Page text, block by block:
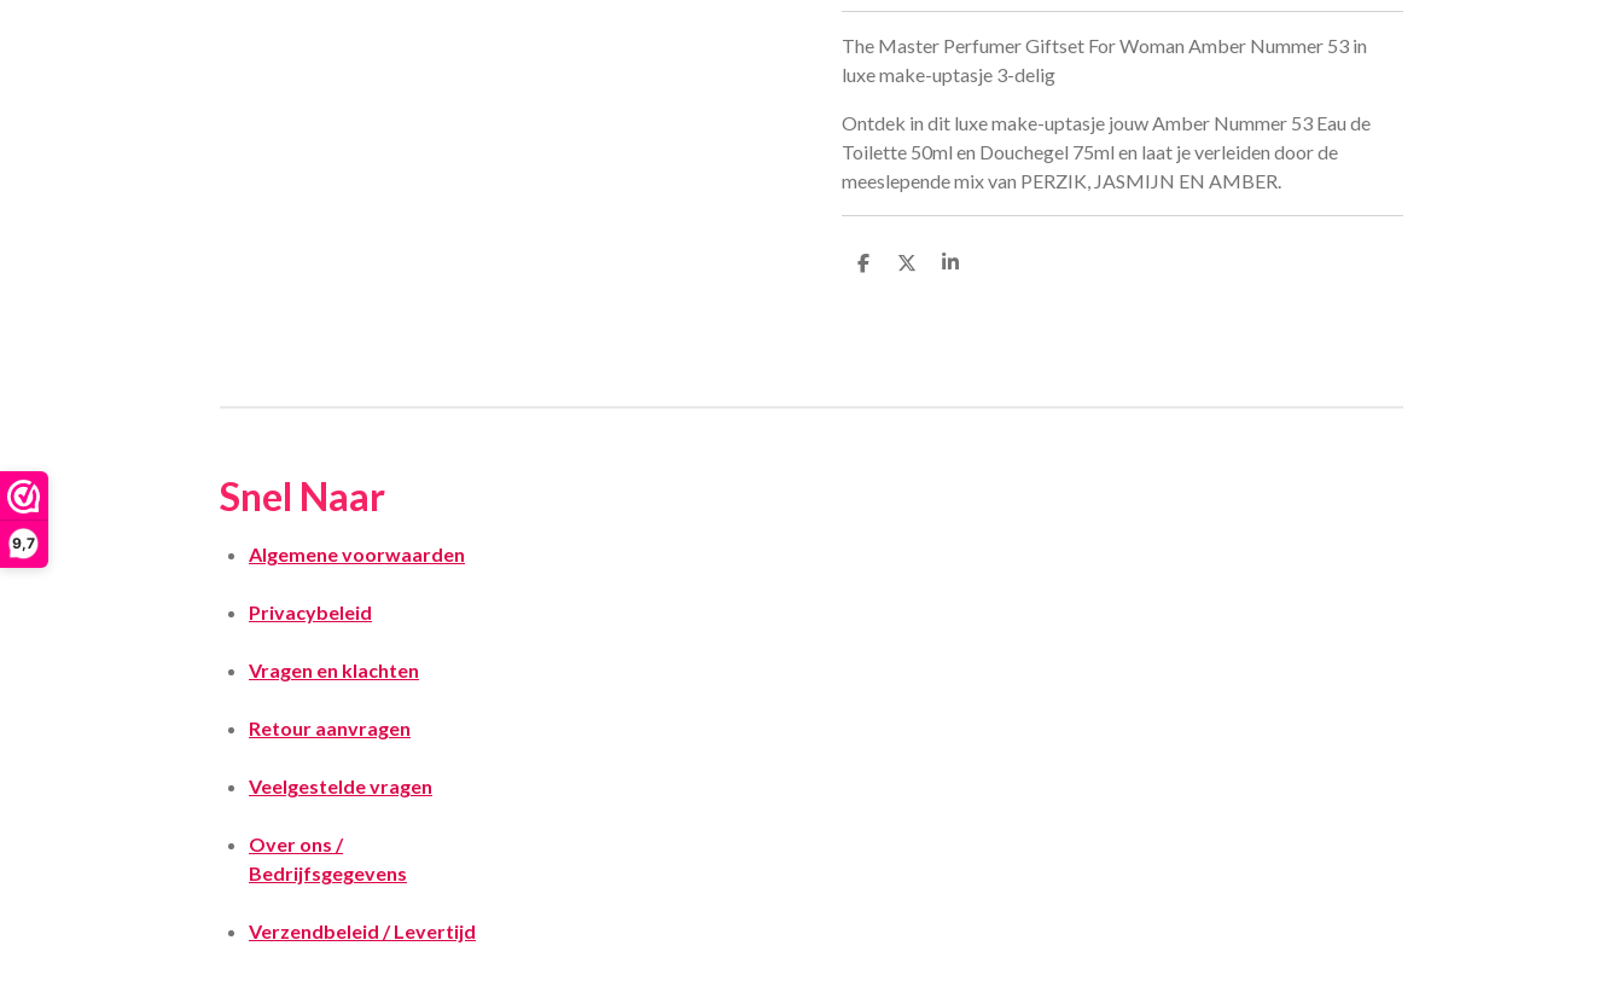
9,7
The Master Perfumer Giftset For Woman Amber Nummer 53 in
luxe make-uptasje 3-delig
Ontdek in dit luxe make-uptasje jouw Amber Nummer 53 Eau de
Toilette 50ml en Douchegel 75ml en laat je verleiden door de
meeslepende mix van PERZIK, JASMIJN EN AMBER.
D
D
S
Snel Naar
Algemene voorwaarden
Privacybeleid
Vragen en klachten
Retour aanvragen
Veelgestelde vragen
Over ons /
Bedrijfsgegevens
Verzendbeleid / Levertijd